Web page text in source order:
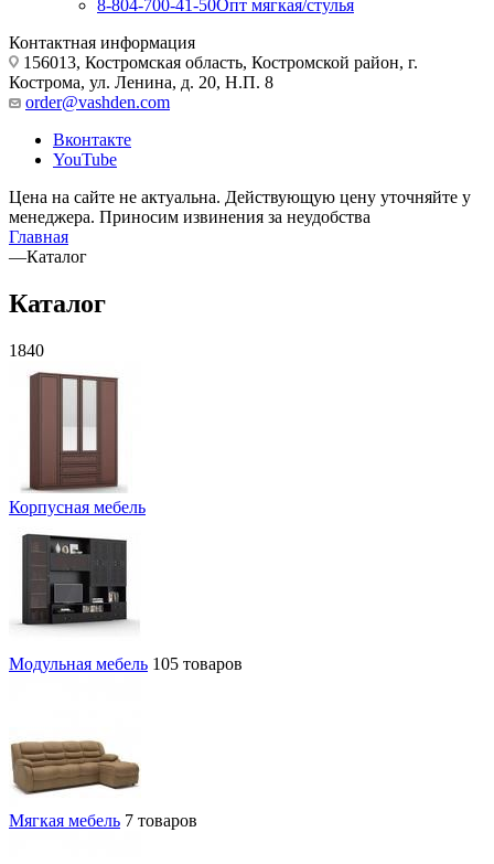
8-804-700-41-50Опт мягкая/стулья
Контактная информация
156013, Костромская область, Костромской район, г.
Кострома, ул. Ленина, д. 20, Н.П. 8
order@vashden.com
Вконтакте
YouTube
Цена на сайте не актуальна. Действующую цену уточняйте у
менеджера. Приносим извинения за неудобства
Главная
—Каталог
Каталог
1840
Корпусная мебель
Модульная мебель 105 товаров
Мягкая мебель 7 товаров